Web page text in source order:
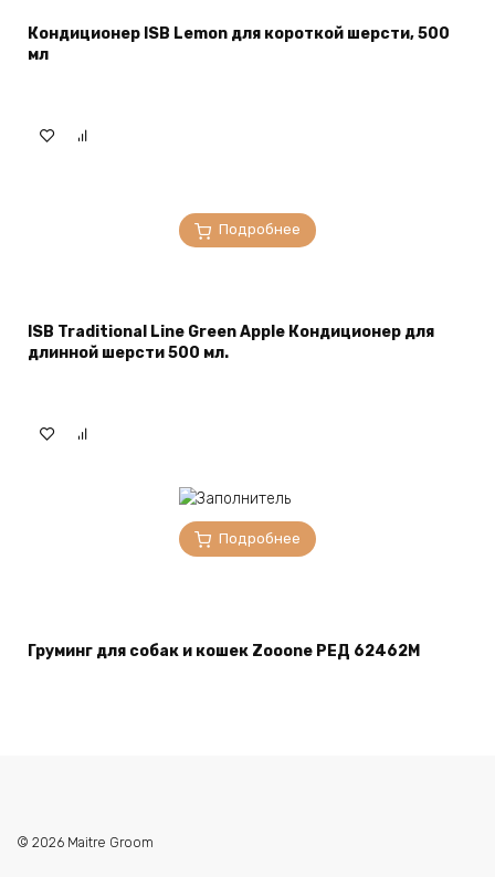
Кондиционер ISB Lemon для короткой шерсти, 500
мл
Подробнее
ISB Traditional Line Green Apple Кондиционер для
длинной шерсти 500 мл.
Подробнее
Груминг для собак и кошек Zooone РЕД 62462M
© 2026 Maitre Groom